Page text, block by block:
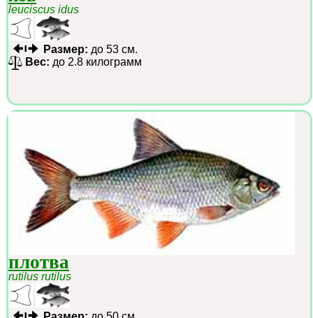
leuciscus idus
Размер: до 53 см.
Вес: до 2.8 килограмм
плотва
rutilus rutilus